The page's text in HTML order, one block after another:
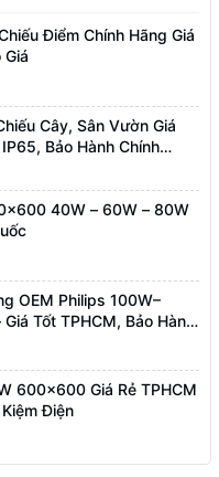
Điểm Chính Hãng Giá
Giá
Cây, Sân Vườn Giá
Bảo Hành Chính
40W – 60W – 80W
OEM Philips 100W–
Tốt TPHCM, Bảo Hành
600x600 Giá Rẻ TPHCM
Điện